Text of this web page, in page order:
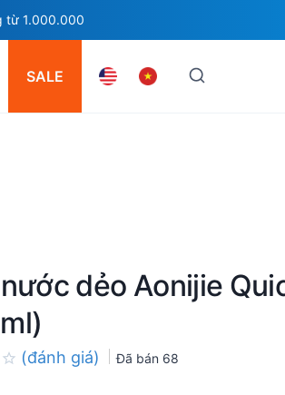
từ 1.000.000
SALE
dẻo Aonijie
(đánh giá) Đã bán 68